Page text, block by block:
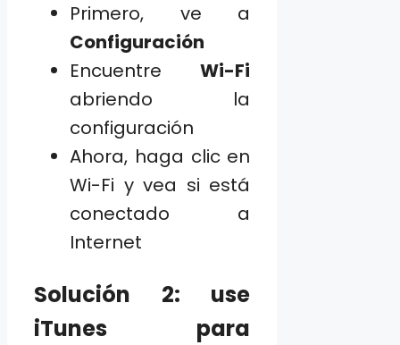
Primero, ve a
Configuración
EncuentreWi-Fi
abriendo la
configuración
Ahora, haga clic en
Wi-Fi y vea si está
conectado a
Internet
Solución 2: use
iTunes para